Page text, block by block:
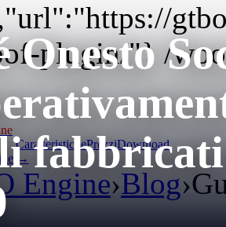
plugin/"} /
CaratteristichePrezziDownload
→
Engine›Blog›
Onesto